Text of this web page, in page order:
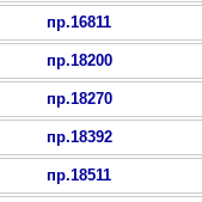
пр.16811
пр.18200
пр.18270
пр.18392
пр.18511